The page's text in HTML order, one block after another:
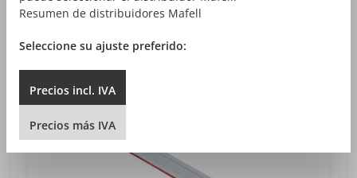
Resumen de distribuidores Mafell
Seleccione su ajuste preferido:
Precios incl. IVA
Precios más IVA